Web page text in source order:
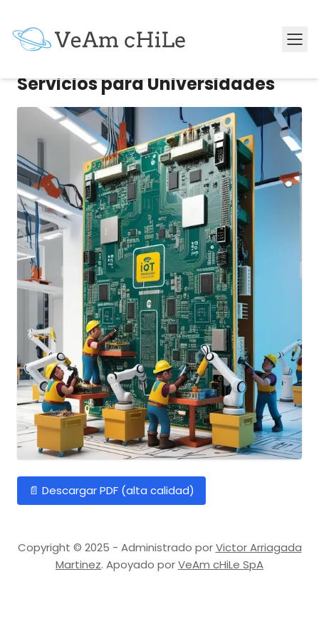
Servicios para Universidades
📄 Descargar PDF (alta calidad)
Copyright © 2025 - Administrado porVictor Arriagada
Martinez. Apoyado porVeAm cHiLe SpA